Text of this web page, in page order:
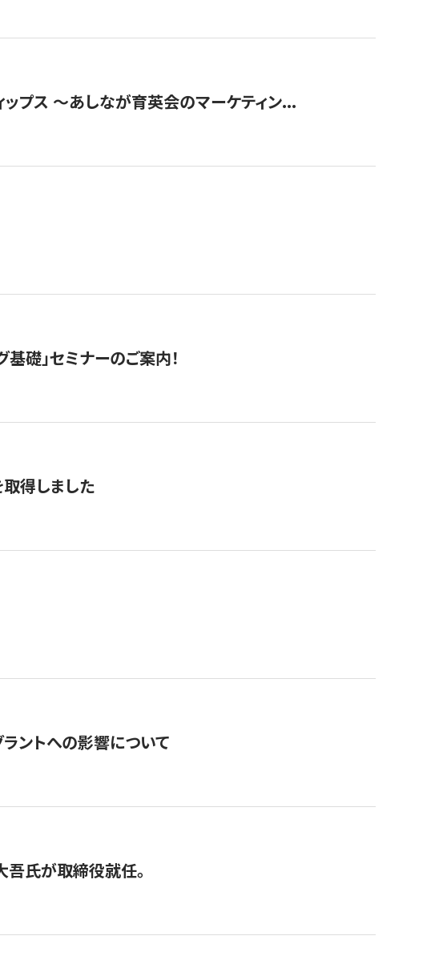
ップス 〜あしなが育英会のマーケティン...
礎」セミナーのご案内！
得しました
ントへの影響について
吾氏が取締役就任。